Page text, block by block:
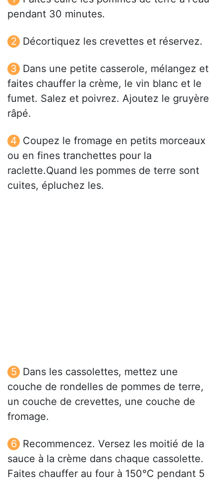
pendant 30 minutes.
Décortiquez les crevettes et réservez.
Dans une petite casserole, mélangez et
faites chauffer la crème, le vin blanc et le
fumet. Salez et poivrez. Ajoutez le gruyère
râpé.
Coupez le fromage en petits morceaux
ou en fines tranchettes pour la
raclette.Quand les pommes de terre sont
cuites, épluchez les.
Dans les cassolettes, mettez une
couche de rondelles de pommes de terre,
un couche de crevettes, une couche de
fromage.
Recommencez. Versez les moitié de la
sauce à la crème dans chaque cassolette.
Faites chauffer au four à 150°C pendant 5